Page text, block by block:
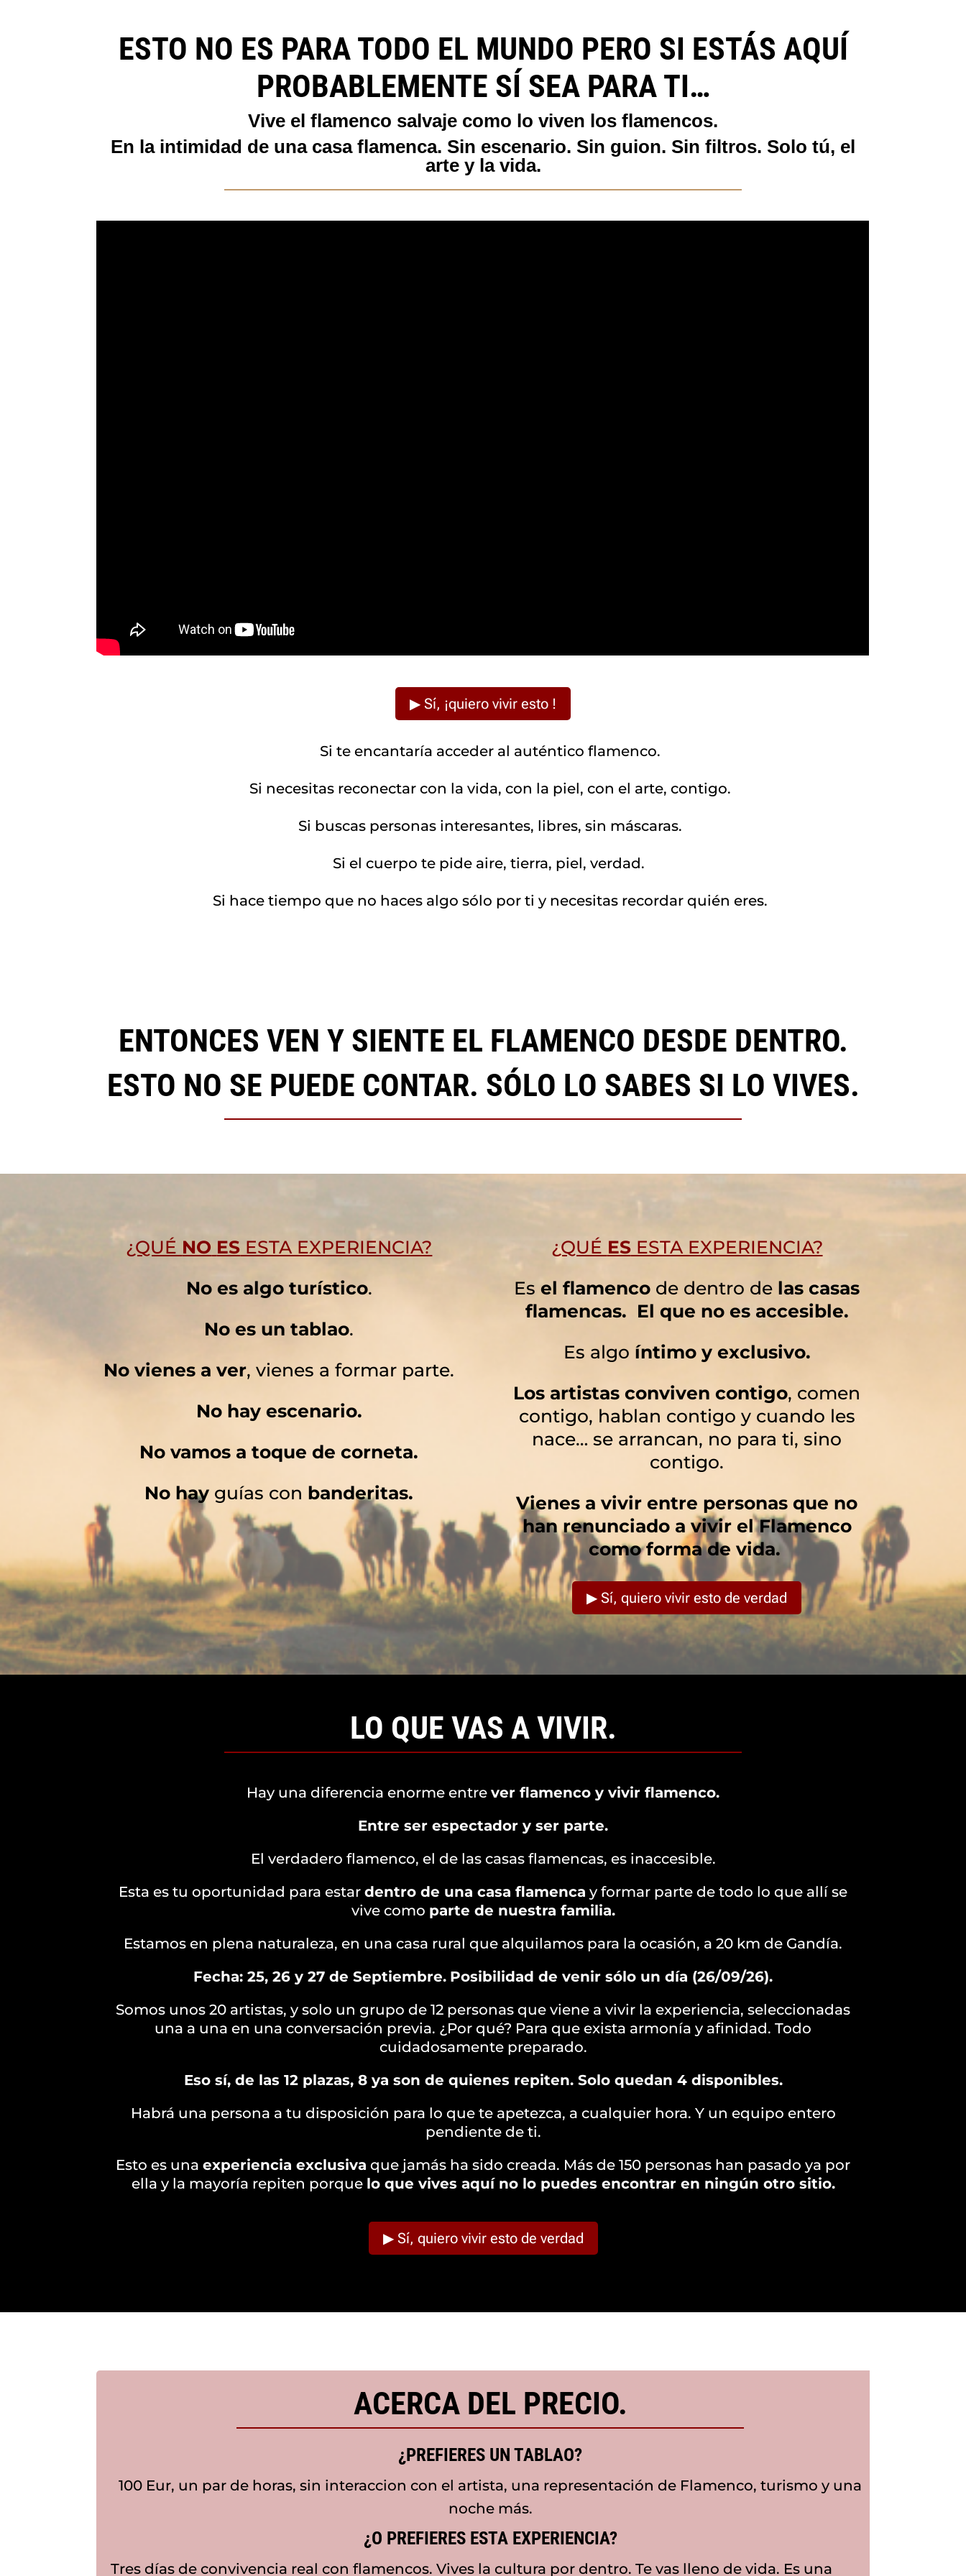
ESTO NO ES PARA TODO EL MUNDO PERO SI ESTÁS AQUÍ
PROBABLEMENTE SÍ SEA PARA TI…
Vive el flamenco salvaje como lo viven los flamencos.
En la intimidad de una casa flamenca. Sin escenario. Sin guion. Sin filtros. Solo tú, el
arte y la vida.
▶ Sí, ¡quiero vivir esto !
Si te encantaría acceder al auténtico flamenco.
Si necesitas reconectar con la vida, con la piel, con el arte, contigo.
Si buscas personas interesantes, libres, sin máscaras.
Si el cuerpo te pide aire, tierra, piel, verdad.
Si hace tiempo que no haces algo sólo por ti y necesitas recordar quién eres.
ENTONCES VEN Y SIENTE EL FLAMENCO DESDE DENTRO.
ESTO NO SE PUEDE CONTAR. SÓLO LO SABES SI LO VIVES.
¿QUÉ NO ES ESTA EXPERIENCIA?
No es algo turístico.
No es un tablao.
No vienes a ver, vienes a formar parte.
No hay escenario.
No vamos a toque de corneta.
No hay guías con banderitas.
¿QUÉ ESESTA EXPERIENCIA?
Esel flamenco de dentro de las casas
flamencas. El que no es accesible.
Es algo íntimo y exclusivo.
Los artistas conviven contigo, comen
contigo, hablan contigo y cuando les
nace… se arrancan, no para ti, sino
contigo.
Vienes a vivir entre personas que no
han renunciado a vivir el Flamenco
como forma de vida.
▶ Sí, quiero vivir esto de verdad
LO QUE VAS A VIVIR.
Hay una diferencia enorme entre ver flamenco y vivir flamenco.
Entre ser espectador y ser parte.
El verdadero flamenco, el de las casas flamencas, es inaccesible.
Esta es tu oportunidad para estar dentro de una casa flamenca y formar parte de todo lo que allí se
vive como parte de nuestra familia.
Estamos en plena naturaleza, en una casa rural que alquilamos para la ocasión, a 20 km de Gandía.
Fecha: 25, 26 y 27 de Septiembre. Posibilidad de venir sólo un día (26/09/26).
Somos unos 20 artistas, y solo un grupo de 12 personas que viene a vivir la experiencia, seleccionadas
una a una en una conversación previa. ¿Por qué? Para que exista armonía y afinidad. Todo
cuidadosamente preparado.
Eso sí, de las 12 plazas, 8 ya son de quienes repiten. Solo quedan 4 disponibles.
Habrá una persona a tu disposición para lo que te apetezca, a cualquier hora. Y un equipo entero
pendiente de ti.
Esto es una experiencia exclusiva que jamás ha sido creada. Más de 150 personas han pasado ya por
ella y la mayoría repiten porque lo que vives aquí no lo puedes encontrar en ningún otro sitio.
▶ Sí, quiero vivir esto de verdad
ACERCA DEL PRECIO.
¿PREFIERES UN TABLAO?
100 Eur, un par de horas, sin interaccion con el artista, una representación de Flamenco, turismo y una
noche más.
¿O PREFIERES ESTA EXPERIENCIA?
Tres días de convivencia real con flamencos. Vives la cultura por dentro. Te vas lleno de vida. Es una